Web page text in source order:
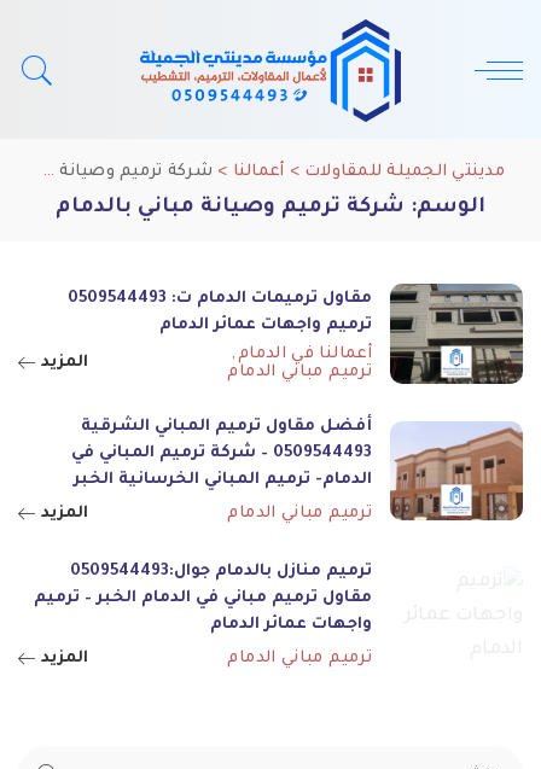
مدينتي الجميلة للمقاولات > أعمالنا > شركة ترميم وصيانة مباني بالدمام
الوسم: شركة ترميم وصيانة مباني بالدمام
مقاول ترميمات الدمام ت: 0509544493
ترميم واجهات عمائر الدمام
أعمالنا في الدمام
ترميم مباني الدمام
المزيد
أفضل مقاول ترميم المباني الشرقية
0509544493 – شركة ترميم المباني في
الدمام- ترميم المباني الخرسانية الخبر
ترميم مباني الدمام
المزيد
ترميم منازل بالدمام جوال:0509544493
مقاول ترميم مباني في الدمام الخبر – ترميم
واجهات عمائر الدمام
ترميم مباني الدمام
المزيد